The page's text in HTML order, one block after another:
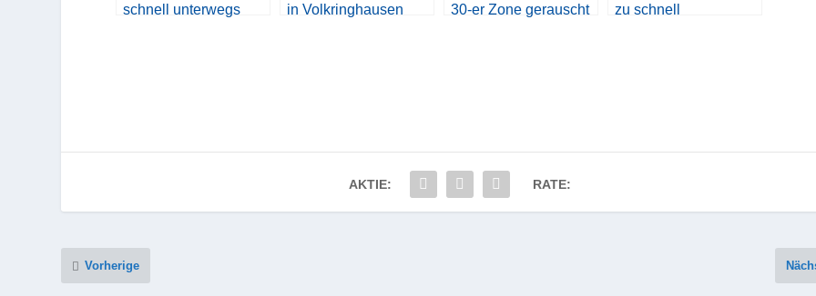
schnell unterwegs
in Volkringhausen
30-er Zone gerauscht
zu schnell
AKTIE: RATE:
Vorherige